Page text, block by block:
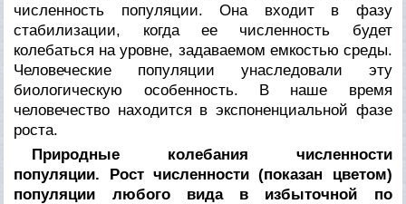
численность популяции. Она входит в фазу
стабилизации, когда ее численность будет
колебаться на уровне, задаваемом емкостью среды.
Человеческие популяции унаследовали эту
биологическую особенность. В наше время
человечество находится в экспоненциальной фазе
роста.
Природные колебания численности
популяции. Рост численности (показан цветом)
популяции любого вида в избыточной по